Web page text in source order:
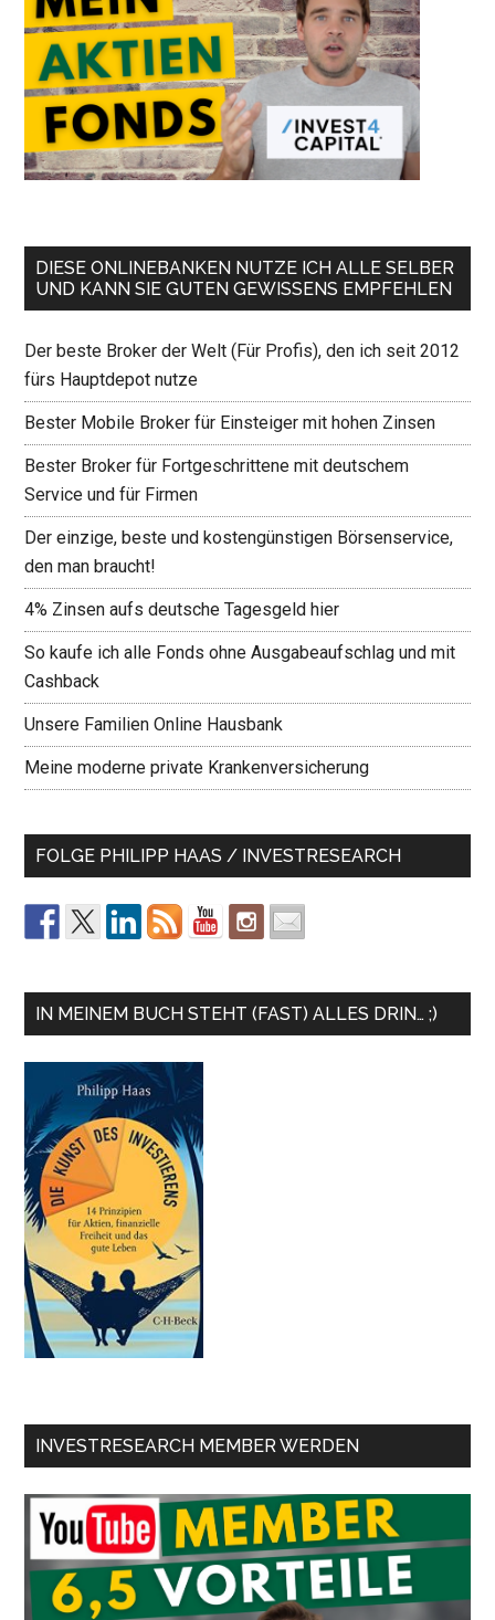
DIESE ONLINEBANKEN NUTZE ICH ALLE SELBER
UND KANN SIE GUTEN GEWISSENS EMPFEHLEN
Der beste Broker der Welt (Für Profis), den ich seit 2012
fürs Hauptdepot nutze
Bester Mobile Broker für Einsteiger mit hohen Zinsen
Bester Broker für Fortgeschrittene mit deutschem
Service und für Firmen
Der einzige, beste und kostengünstigen Börsenservice,
den man braucht!
4% Zinsen aufs deutsche Tagesgeld hier
So kaufe ich alle Fonds ohne Ausgabeaufschlag und mit
Cashback
Unsere Familien Online Hausbank
Meine moderne private Krankenversicherung
FOLGE PHILIPP HAAS / INVESTRESEARCH
IN MEINEM BUCH STEHT (FAST) ALLES DRIN… ;)
INVESTRESEARCH MEMBER WERDEN